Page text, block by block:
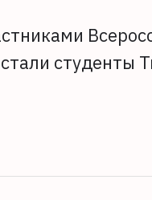
студенты